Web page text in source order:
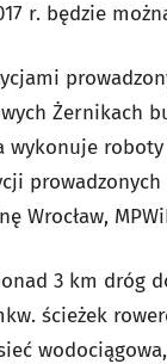
r. będzie
Żernikach
wykonuje
prowadzonych
Wrocław,
3 km dróg
ścieżek